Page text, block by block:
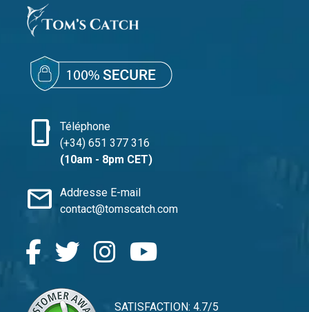
phone_iphone
Téléphone
(+34) 651 377 316
(10am - 8pm CET)
mail
Addresse E-mail
contact@tomscatch.com
SATISFACTION: 4.7/5